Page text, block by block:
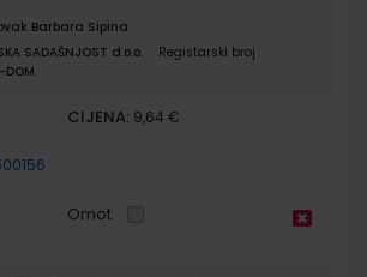
Barbara Sipina
SADAŠNJOST d.o.o.
Registarski broj
CIJENA: 9,64 €
Omot